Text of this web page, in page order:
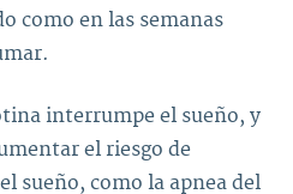
como en las semanas
interrumpe el sueño, y
el riesgo de
sueño, como la apnea del